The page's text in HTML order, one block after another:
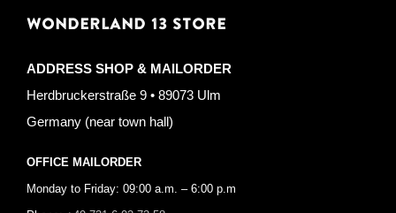
WONDERLAND 13 STORE
ADDRESS SHOP & MAILORDER
Herdbruckerstraße 9 • 89073 Ulm
Germany (near town hall)
OFFICE MAILORDER
Monday to Friday: 09:00 a.m. – 6:00 p.m